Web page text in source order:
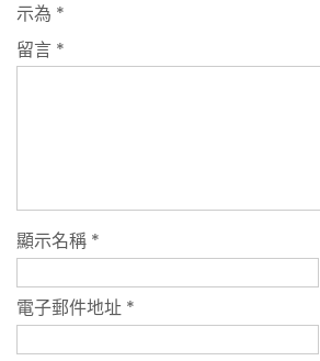
示為 *
留言 *
顯示名稱 *
電子郵件地址 *